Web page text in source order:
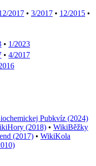
2017 • 3/2017 • 12/2015 •
• 1/2023
• 4/2017
Pubkvíz (2024)
(2018) • WikiBěžky
(2017) • WikiKola